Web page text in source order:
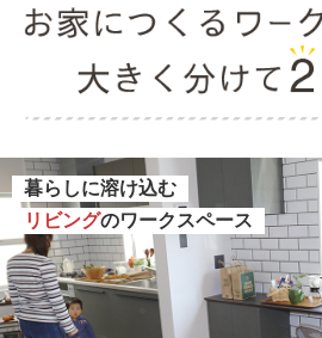
暮らしに溶け込む
リビングのワークスペース